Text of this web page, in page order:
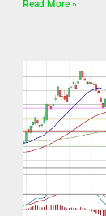
Read More »